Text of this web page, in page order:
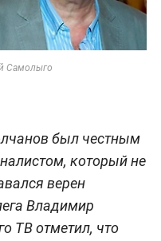
Самолыго
был честным
который не
верен
Владимир
ТВ отметил, что